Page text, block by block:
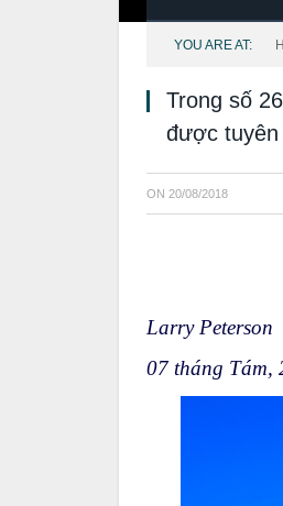
YOU ARE AT:
Trong số
được tuyên
ON 20/08/2018
Larry Peterson
07 tháng Tám,